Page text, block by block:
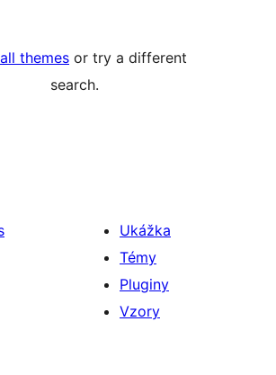
all themes or try a different
search.
Ukážka
Témy
Pluginy
Vzory